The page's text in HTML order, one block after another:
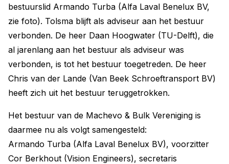
bestuurslid Armando Turba (Alfa Laval Benelux BV,
zie foto). Tolsma blijft als adviseur aan het bestuur
verbonden. De heer Daan Hoogwater (TU-Delft), die
al jarenlang aan het bestuur als adviseur was
verbonden, is tot het bestuur toegetreden. De heer
Chris van der Lande (Van Beek Schroeftransport BV)
heeft zich uit het bestuur teruggetrokken.
Het bestuur van de Machevo & Bulk Vereniging is
daarmee nu als volgt samengesteld:
Armando Turba (Alfa Laval Benelux BV), voorzitter
Cor Berkhout (Vision Engineers), secretaris